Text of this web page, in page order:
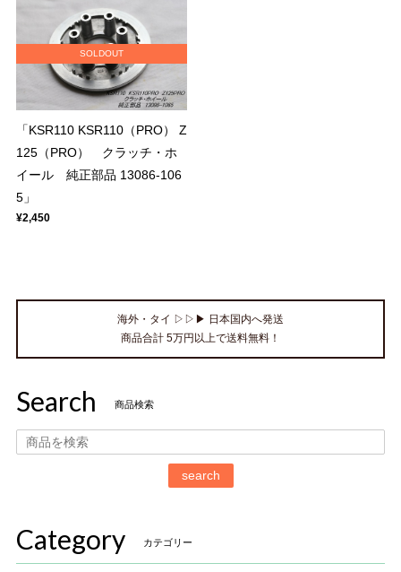
SOLDOUT
「KSR110 KSR110（PRO） Z
125（PRO） クラッチ・ホ
イール 純正部品 13086-106
5」
¥2,450
海外・タイ ▷▷▶ 日本国内へ発送
商品合計 5万円以上で送料無料！
Search 商品検索
search
Category カテゴリー